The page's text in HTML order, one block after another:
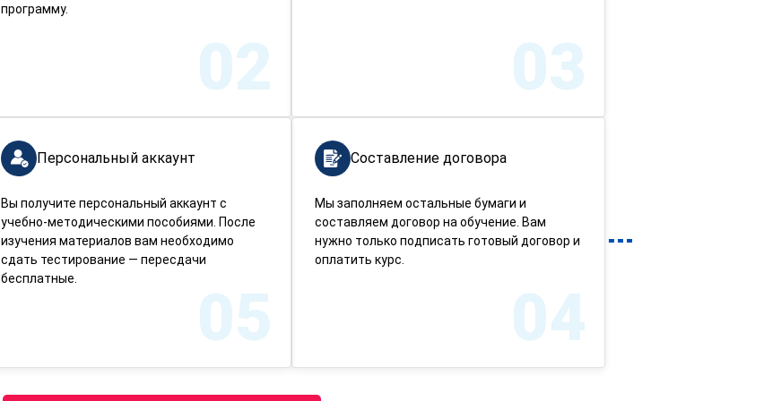
программу.
02 03
Составление договора
Мы заполняем остальные бумаги и
составляем договор на обучение. Вам
нужно только подписать готовый договор и
оплатить курс.
04
Персональный аккаунт
Вы получите персональный аккаунт с
учебно-методическими пособиями. После
изучения материалов вам необходимо
сдать тестирование — пересдачи
бесплатные.
05